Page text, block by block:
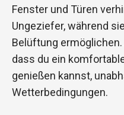
Fenster und Türen
Ungeziefer, während
Belüftung
dass du ein
genießen kannst,
Wetterbedingungen.